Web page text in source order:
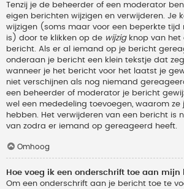
Tenzij je de beheerder of een moderator
eigen berichten wijzigen en verwijderen. Je
wijzigen (soms maar voor een beperkte
is) door te klikken op de wijzigknop van het
bericht. Als er al iemand op je bericht
onderaan je bericht een klein tekstje dat
wanneer je het bericht voor het laatst je
niet verschijnen als nog niemand
een beheerder of moderator je bericht
wel een mededeling toevoegen, waarom ze
hebben. Het verwijderen van een bericht is
van zodra er iemand op gereageerd heeft.
Omhoog
Hoe voeg ik een onderschrift toe aan mijn
Om een onderschrift aan je bericht toe te